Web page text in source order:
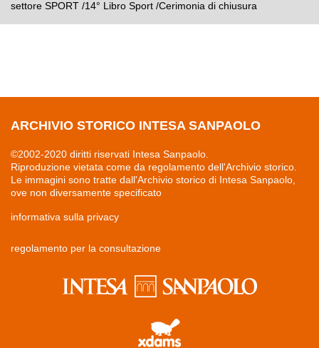
settore SPORT /14° Libro Sport /Cerimonia di chiusura
ARCHIVIO STORICO INTESA SANPAOLO
©2002-2020 diritti riservati Intesa Sanpaolo.
Riproduzione vietata come da regolamento dell'Archivio storico.
Le immagini sono tratte dall'Archivio storico di Intesa Sanpaolo,
ove non diversamente specificato
informativa sulla privacy
regolamento per la consultazione